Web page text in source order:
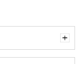
く